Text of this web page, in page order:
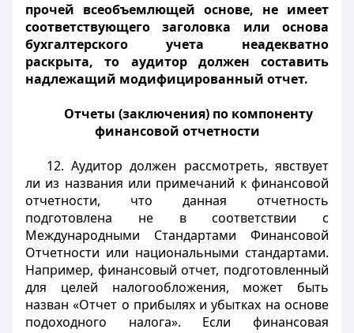
прочей всеобъемлющей основе, не имеет
соответствующего заголовка или основа
бухгалтерского учета неадекватно
раскрыта, то аудитор должен составить
надлежащий модифицированный отчет.
Отчеты (заключения) по компоненту
финансовой отчетности
12. Аудитор должен рассмотреть, явствует
ли из названия или примечаний к финансовой
отчетности, что данная отчетность
подготовлена не в соответствии с
Международными Стандартами Финансовой
Отчетности или национальными стандартами.
Например, финансовый отчет, подготовленный
для целей налогообложения, может быть
назван «Отчет о прибылях и убытках на основе
подоходного налога». Если финансовая